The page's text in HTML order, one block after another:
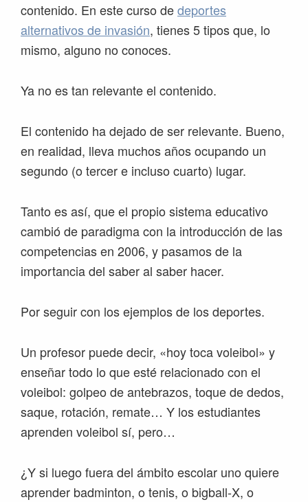
contenido. En este curso dedeportes
alternativos de invasión, tienes 5 tipos que, lo
mismo, alguno no conoces.
Ya no es tan relevante el contenido.
El contenido ha dejado de ser relevante. Bueno,
en realidad, lleva muchos años ocupando un
segundo (o tercer e incluso cuarto) lugar.
Tanto es así, que el propio sistema educativo
cambió de paradigma con la introducción de las
competencias en 2006, y pasamos de la
importancia del saber al saber hacer.
Por seguir con los ejemplos de los deportes.
Un profesor puede decir, «hoy toca voleibol» y
enseñar todo lo que esté relacionado con el
voleibol: golpeo de antebrazos, toque de dedos,
saque, rotación, remate… Y los estudiantes
aprenden voleibol sí, pero…
¿Y si luego fuera del ámbito escolar uno quiere
aprender badminton, o tenis, o bigball-X, o